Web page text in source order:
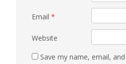
Email *
Website
Save my name, email,